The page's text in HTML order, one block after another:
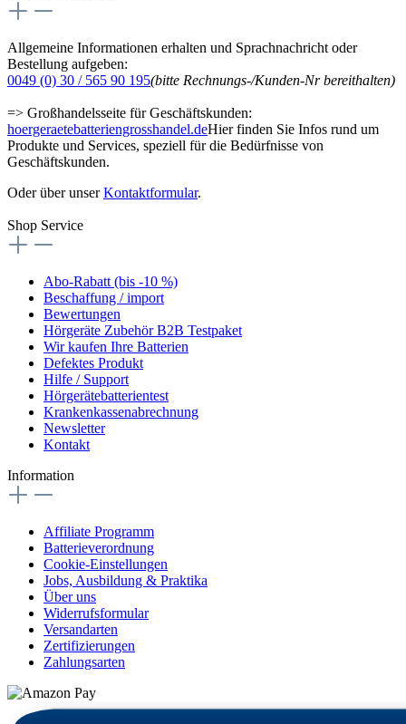
Allgemeine Informationen erhalten und Sprachnachricht oder
Bestellung aufgeben:
0049 (0) 30 / 565 90 195(bitte Rechnungs-/Kunden-Nr bereithalten)
=> Großhandelsseite für Geschäftskunden:
hoergeraetebatteriengrosshandel.deHier finden Sie Infos rund um
Produkte und Services, speziell für die Bedürfnisse von
Geschäftskunden.
Oder über unserKontaktformular.
Shop Service
Abo-Rabatt (bis -10 %)
Beschaffung / import
Bewertungen
Hörgeräte Zubehör B2B Testpaket
Wir kaufen Ihre Batterien
Defektes Produkt
Hilfe / Support
Hörgerätebatterientest
Krankenkassenabrechnung
Newsletter
Kontakt
Information
Affiliate Programm
Batterieverordnung
Cookie-Einstellungen
Jobs, Ausbildung & Praktika
Über uns
Widerrufsformular
Versandarten
Zertifizierungen
Zahlungsarten